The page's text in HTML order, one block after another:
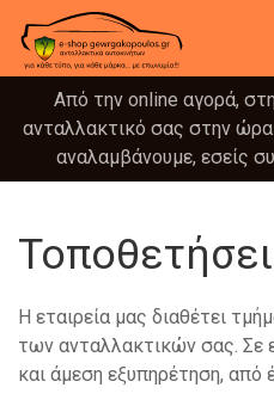
Από την online αγορά,
ανταλλακτικό σας στην
αναλαμβάνουμε, εσείς
Η εταιρεία μας διαθέτει
των ανταλλακτικών σας. Σε
και άμεση εξυπηρέτηση, από